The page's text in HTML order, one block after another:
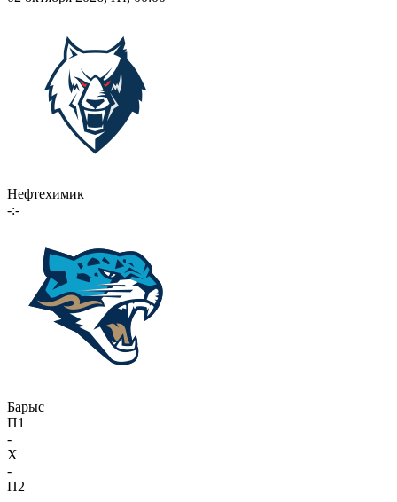
Нефтехимик
-:-
Барыс
П1
-
X
-
П2